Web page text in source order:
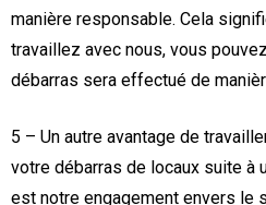
manière responsable. Cela
travaillez avec nous, vous
débarras sera effectué de
5 – Un autre avantage de
votre débarras de locaux suite à
est notre engagement envers le